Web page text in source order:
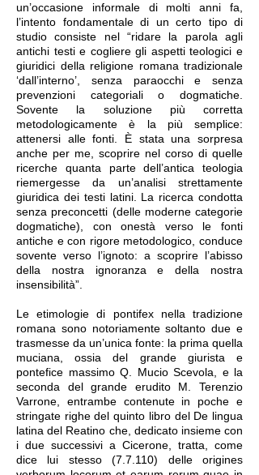
un’occasione informale di molti anni fa,
l’intento fondamentale di un certo tipo di
studio consiste nel “ridare la parola agli
antichi testi e cogliere gli aspetti teologici e
giuridici della religione romana tradizionale
‘dall’interno’, senza paraocchi e senza
prevenzioni categoriali o dogmatiche.
Sovente la soluzione più corretta
metodologicamente è la più semplice:
attenersi alle fonti. È stata una sorpresa
anche per me, scoprire nel corso di quelle
ricerche quanta parte dell’antica teologia
riemergesse da un’analisi strettamente
giuridica dei testi latini. La ricerca condotta
senza preconcetti (delle moderne categorie
dogmatiche), con onestà verso le fonti
antiche e con rigore metodologico, conduce
sovente verso l’ignoto: a scoprire l’abisso
della nostra ignoranza e della nostra
insensibilità”.
Le etimologie di pontifex nella tradizione
romana sono notoriamente soltanto due e
trasmesse da un’unica fonte: la prima quella
muciana, ossia del grande giurista e
pontefice massimo Q. Mucio Scevola, e la
seconda del grande erudito M. Terenzio
Varrone, entrambe contenute in poche e
stringate righe del quinto libro del De lingua
latina del Reatino che, dedicato insieme con
i due successivi a Cicerone, tratta, come
dice lui stesso (7.7.110) delle origines